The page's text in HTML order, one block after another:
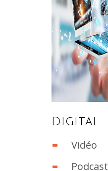
Digital
Vidéo
Podcast